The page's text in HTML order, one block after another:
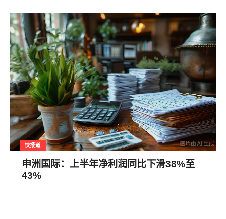
快报道
申洲国际：上半年净利润同比下滑38%至
43%